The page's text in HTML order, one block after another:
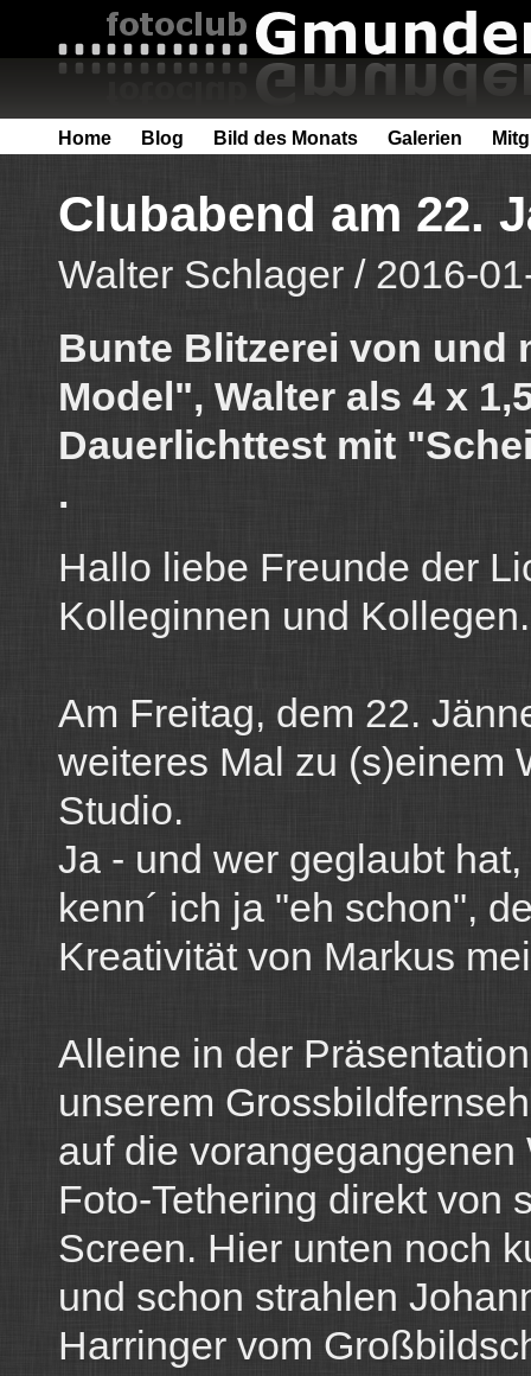
Home Blog Bild des Monats Galerien
Clubabend am 22.
Walter Schlager / 2016-
Bunte Blitzerei von und
Model", Walter als 4 x
Dauerlichttest mit
.
Hallo liebe Freunde der
Kolleginnen und Kollegen.
Am Freitag, dem 22.
weiteres Mal zu (s)einem
Studio.
Ja - und wer geglaubt
kenn´ ich ja "eh schon",
Kreativität von Markus
Alleine in der
unserem
auf die vorangegangenen
Foto-Tethering direkt von
Screen. Hier unten noch
und schon strahlen
Harringer vom